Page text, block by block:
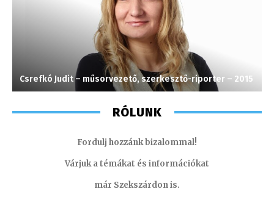
Csrefkó Judit – műsorvezető, szerkesztő-riporter – 2015
RÓLUNK
Fordulj hozzánk bizalommal!
Várjuk a témákat és információkat
már Szekszárdon is.